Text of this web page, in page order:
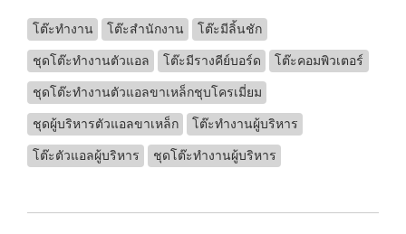
โต๊ะทำงาน โต๊ะสำนักงาน
โต๊ะมีลิ้นชัก
ชุดโต๊ะทำงานตัวแอล
โต๊ะมีรางคีย์บอร์ด
โต๊ะคอมพิวเตอร์
ชุดโต๊ะทำงานตัวแอลขาเหล็กชุบโครเมี่ยม
ชุดผู้บริหารตัวแอลขาเหล็ก
โต๊ะทำงานผู้บริหาร
โต๊ะตัวแอลผู้บริหาร
ชุดโต๊ะทำงานผู้บริหาร